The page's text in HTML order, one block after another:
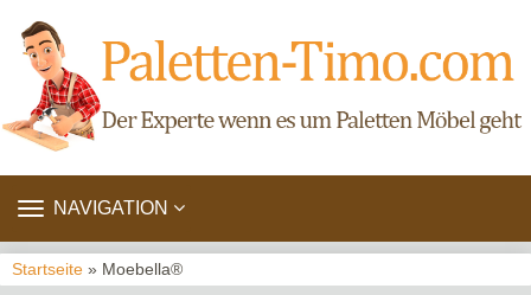
TOGGLE
NAVIGATION
Startseite » Moebella®